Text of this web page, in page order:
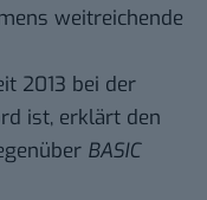
weitreichende
2013 bei der
ist, erklärt den
BASIC